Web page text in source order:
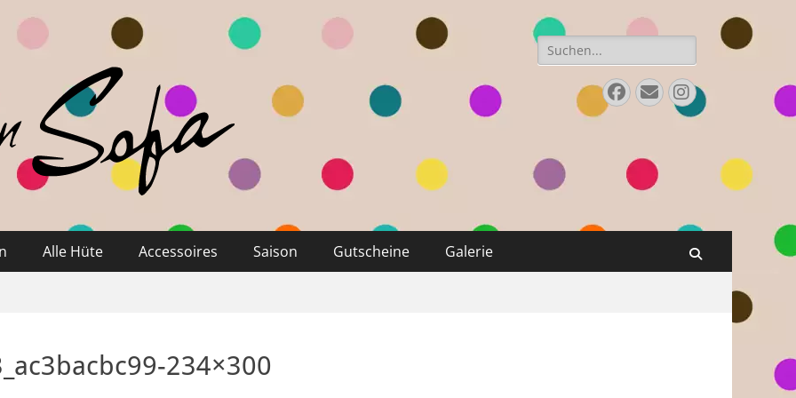
Suchen
nach:
Facebook
EmailInstagram
Alle Hüte Accessoires Saison Gutscheine Galerie
234×300